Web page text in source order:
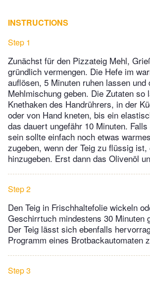
INSTRUCTIONS
Step 1
Zunächst für den Pizzateig Mehl,
gründlich vermengen. Die Hefe im
auflösen, 5 Minuten ruhen lassen und
Mehlmischung geben. Die Zutaten so
Knethaken des Handrührers, in der
oder von Hand kneten, bis ein
das dauert ungefähr 10 Minuten.
sein sollte einfach noch etwas
zugeben, wenn der Teig zu flüssig ist,
hinzugeben. Erst dann das Olivenöl
Step 2
Den Teig in Frischhaltefolie wickeln
Geschirrtuch mindestens 30 Minuten
Der Teig lässt sich ebenfalls
Programm eines Brotbackautomaten
Step 3